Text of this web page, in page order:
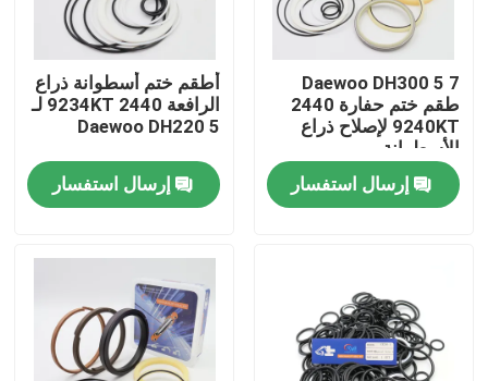
جولة في المعمل
رقابة جودة
اتصل بنا
حالات
طقم ختم الكسارة الهيدروليكية
Daewoo DH300 5 7
طقم ختم حفارة 2440
9240KT لإصلاح ذراع
الأسطوانة
إرسال استفسار
أطقم ختم أسطوانة ذراع
الرافعة 2440 9234KT لـ
Daewoo DH220 5
إرسال استفسار